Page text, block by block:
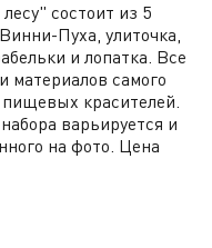
состоит из 5
Пуха, улиточка,
и лопатка. Все
материалов самого
пищевых красителей.
варьируется и
на фото. Цена